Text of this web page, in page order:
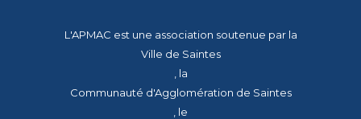
L'APMAC est une association soutenue par la
Ville de Saintes
, la
Communauté d'Agglomération de Saintes
, le